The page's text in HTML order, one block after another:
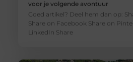
voor je volgende avontuur
Goed artikel? Deel hem dan op:
Share on Facebook Share on
LinkedIn Share